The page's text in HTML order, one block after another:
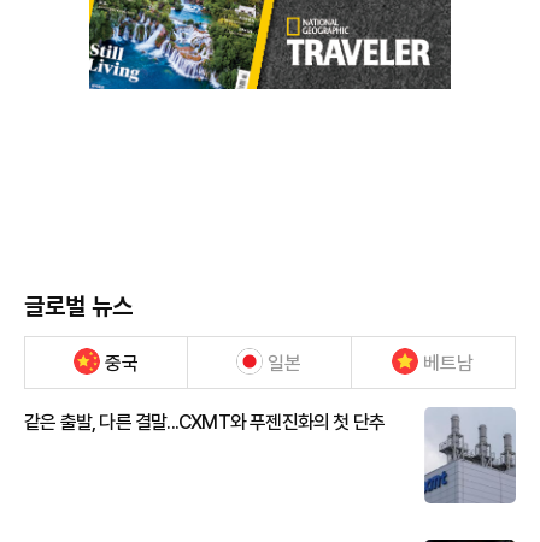
글로벌 뉴스
중국 일본 베트남
같은 출발, 다른 결말...CXMT와 푸젠진화의 첫 단추